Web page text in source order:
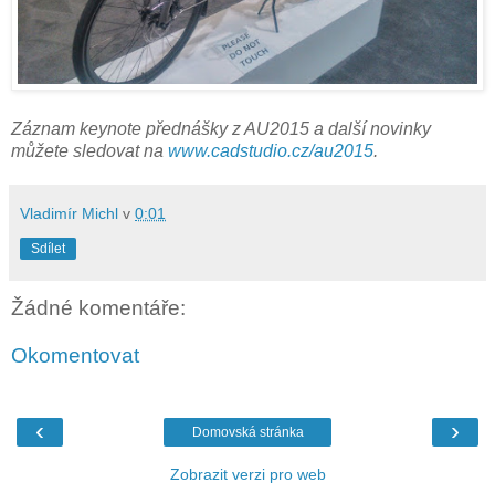
Záznam keynote přednášky z AU2015 a další novinky
můžete sledovat na www.cadstudio.cz/au2015.
Vladimír Michl v 0:01
Sdílet
Žádné komentáře:
Okomentovat
‹ ›
Domovská stránka
Zobrazit verzi pro web